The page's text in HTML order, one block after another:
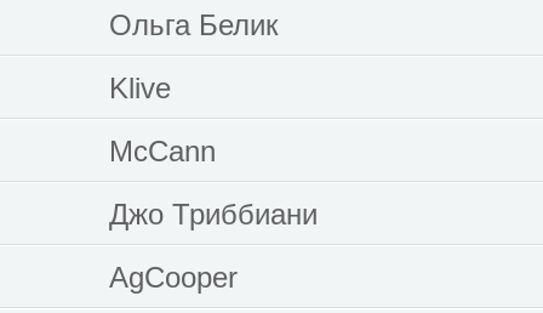
Ольга Белик
Klive
McCann
Джо Триббиани
AgCooper